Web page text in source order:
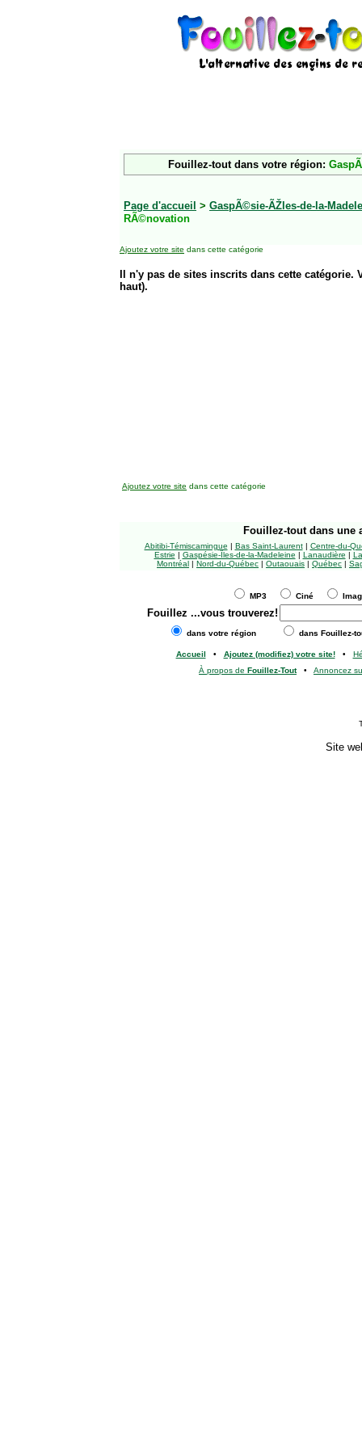
Fouillez-tout dans votre région:
Page d'accueil > GaspÃ©sie-ÃŽles-de-la-
RÃ©novation
Ajoutez votre site dans cette catégorie
Il n'y pas de sites inscrits dans cette
haut).
Ajoutez votre site dans cette catégorie
Fouillez-tout dans une
Abitibi-Témiscamingue | Bas Saint-Laurent| Centre-du-
Estrie | Gaspésie-Îles-de-la-Madeleine | Lanaudière |
Montréal | Nord-du-Québec | Outaouais | Québec |
MP3 Ciné
Fouillez ...vous trouverez!
dans votre région dans Fouillez-
Accueil • Ajoutez (modifiez) votre site!•
À propos de Fouillez-Tout• Annoncez
Site